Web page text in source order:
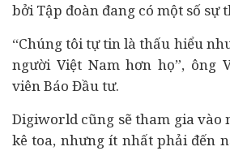
bởi Tập đoàn đang có một số sự
“Chúng tôi tự tin là thấu hiểu
người Việt Nam hơn họ”, ông
viên Báo Đầu tư.
Digiworld cũng sẽ tham gia vào
kê toa, nhưng ít nhất phải đến